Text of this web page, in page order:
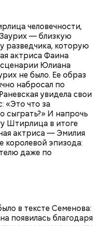
человечности,
— близкую
разведчика, которую
актриса Фаина
сценарии Юлиана
не было. Ее образ
набросал по
увидела свои
«Это что за
сыграть?» И напрочь
Штирлица в итоге
актриса — Эмилия
королевой эпизода:
даже по
в тексте Семенова:
появилась благодаря
корки, потому что
И важно
добавила